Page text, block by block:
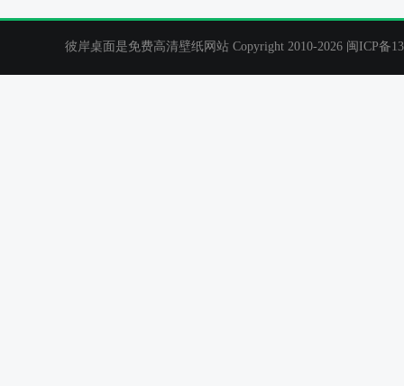
彼岸桌面是免费高清壁纸网站 Copyright 2010-2026 闽ICP备